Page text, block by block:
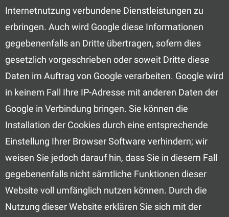
Internetnutzung verbundene Dienstleistungen zu
erbringen. Auch wird Google diese Informationen
gegebenenfalls an Dritte übertragen, sofern dies
gesetzlich vorgeschrieben oder soweit Dritte diese
Daten im Auftrag von Google verarbeiten. Google wird
in keinem Fall Ihre IP-Adresse mit anderen Daten der
Google in Verbindung bringen. Sie können die
Installation der Cookies durch eine entsprechende
Einstellung Ihrer Browser Software verhindern; wir
weisen Sie jedoch darauf hin, dass Sie in diesem Fall
gegebenenfalls nicht sämtliche Funktionen dieser
Website voll umfänglich nutzen können. Durch die
Nutzung dieser Website erklären Sie sich mit der